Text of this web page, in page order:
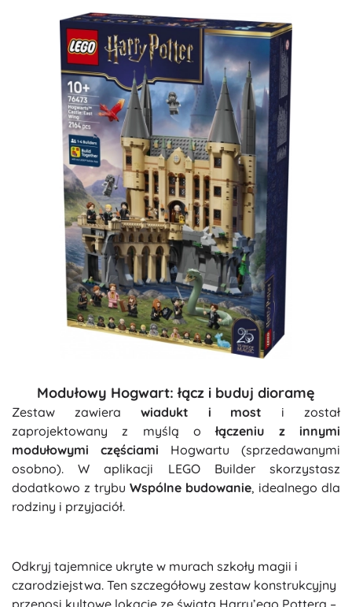
Modułowy Hogwart: łącz i buduj dioramę
Zestaw zawiera wiadukt i most i został
zaprojektowany z myślą ołączeniu z innymi
modułowymi częściami Hogwartu (sprzedawanymi
osobno). W aplikacji LEGO Builder skorzystasz
dodatkowo z trybu Wspólne budowanie, idealnego dla
rodziny i przyjaciół.
Odkryj tajemnice ukryte w murach szkoły magii i
czarodziejstwa. Ten szczegółowy zestaw konstrukcyjny